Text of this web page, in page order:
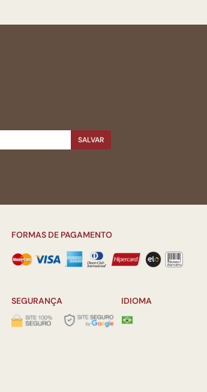
SALVAR
FORMAS DE PAGAMENTO
SEGURANÇA IDIOMA